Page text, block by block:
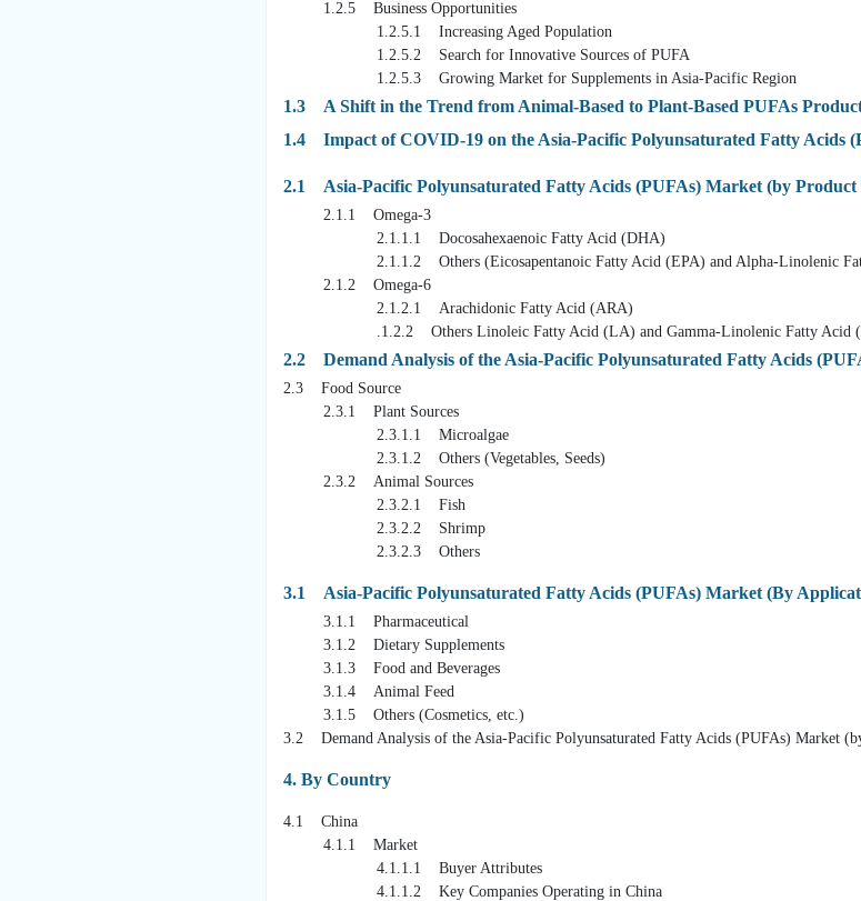
1.2.5 Business Opportunities
1.2.5.1 Increasing Aged Population
1.2.5.2 Search for Innovative Sources of PUFA
1.2.5.3 Growing Market for Supplements in Asia-Pacific Region
1.3 A Shift in the Trend from Animal-Based to Plant-Based PUFAs
1.4 Impact of COVID-19 on the Asia-Pacific Polyunsaturated Fatty Acids
2.1 Asia-Pacific Polyunsaturated Fatty Acids (PUFAs) Market (by Product
2.1.1 Omega-3
2.1.1.1 Docosahexaenoic Fatty Acid (DHA)
2.1.1.2 Others (Eicosapentanoic Fatty Acid (EPA) and Alpha-Linolenic
2.1.2 Omega-6
2.1.2.1 Arachidonic Fatty Acid (ARA)
.1.2.2 Others Linoleic Fatty Acid (LA) and Gamma-Linolenic Fatty Acid
2.2 Demand Analysis of the Asia-Pacific Polyunsaturated Fatty Acids
2.3 Food Source
2.3.1 Plant Sources
2.3.1.1 Microalgae
2.3.1.2 Others (Vegetables, Seeds)
2.3.2 Animal Sources
2.3.2.1 Fish
2.3.2.2 Shrimp
2.3.2.3 Others
3.1 Asia-Pacific Polyunsaturated Fatty Acids (PUFAs) Market (By
3.1.1 Pharmaceutical
3.1.2 Dietary Supplements
3.1.3 Food and Beverages
3.1.4 Animal Feed
3.1.5 Others (Cosmetics, etc.)
3.2 Demand Analysis of the Asia-Pacific Polyunsaturated Fatty Acids (PUFAs) Market
4. By Country
4.1 China
4.1.1 Market
4.1.1.1 Buyer Attributes
4.1.1.2 Key Companies Operating in China